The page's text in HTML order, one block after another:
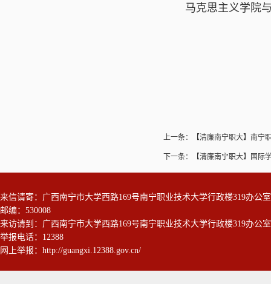
马克思主义学院
上一条： 【清廉南宁职大】南宁
下一条： 【清廉南宁职大】国际
来信请寄：广西南宁市大学西路169号南宁职业技术大学行政楼319办公
邮编：530008
来访请到：广西南宁市大学西路169号南宁职业技术大学行政楼319办公
举报电话：12388
网上举报： http://guangxi.12388.gov.cn/